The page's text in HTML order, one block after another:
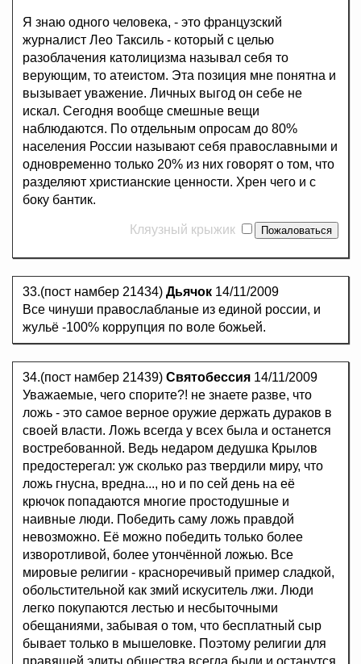
Я знаю одного человека, - это французский
журналист Лео Таксиль - который с целью
разоблачения католицизма называл себя то
верующим, то атеистом. Эта позиция мне понятна и
вызывает уважение. Личных выгод он себе не
искал. Сегодня вообще смешные вещи
наблюдаются. По отдельным опросам до 80%
населения России называют себя православными и
одновременно только 20% из них говорят о том, что
разделяют христианские ценности. Хрен чего и с
боку бантик.
Кляузный крыжик
33.(пост намбер 21434) Дьячок 14/11/2009
Все чинуши правослабланые из единой россии, и
жульё -100% коррупция по воле божьей.
34.(пост намбер 21439) Святобессия 14/11/2009
Уважаемые, чего спорите?! не знаете разве, что
ложь - это самое верное оружие держать дураков в
своей власти. Ложь всегда у всех была и останется
востребованной. Ведь недаром дедушка Крылов
предостерегал: уж сколько раз твердили миру, что
ложь гнусна, вредна..., но и по сей день на её
крючок попадаются многие простодушные и
наивные люди. Победить саму ложь правдой
невозможно. Её можно победить только более
изворотливой, более утончённой ложью. Все
мировые религии - красноречивый пример сладкой,
обольстительной как змий искуситель лжи. Люди
легко покупаются лестью и несбыточными
обещаниями, забывая о том, что бесплатный сыр
бывает только в мышеловке. Поэтому религии для